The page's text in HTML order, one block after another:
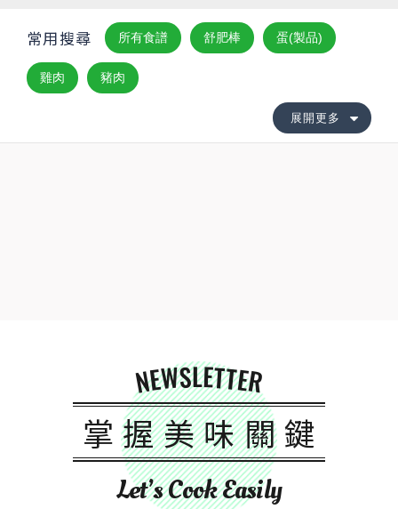
常用搜尋 所有食譜 舒肥棒 蛋(製品)
雞肉 豬肉
展開更多
NEWSLETTER
掌握美味關鍵
Let’s Cook Easily